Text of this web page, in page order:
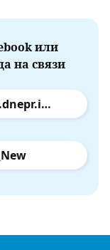
или
на связи
facebook.com/novosti.dnepr.info